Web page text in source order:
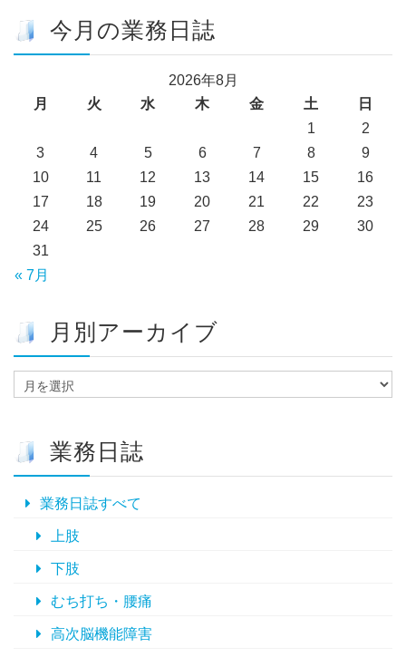
今月の業務日誌
2026年8月
月
火 水 木 金 土 日
« 7月
1
2
3
4 5 6 7 8
9
10
11 12 13 14 15
16
17
18 19 20 21 22
23
24
25 26 27 28 29
30
31
月別アーカイブ
別
カ
業務日誌
業務日誌すべて
上肢
下肢
むち打ち・腰痛
高次脳機能障害